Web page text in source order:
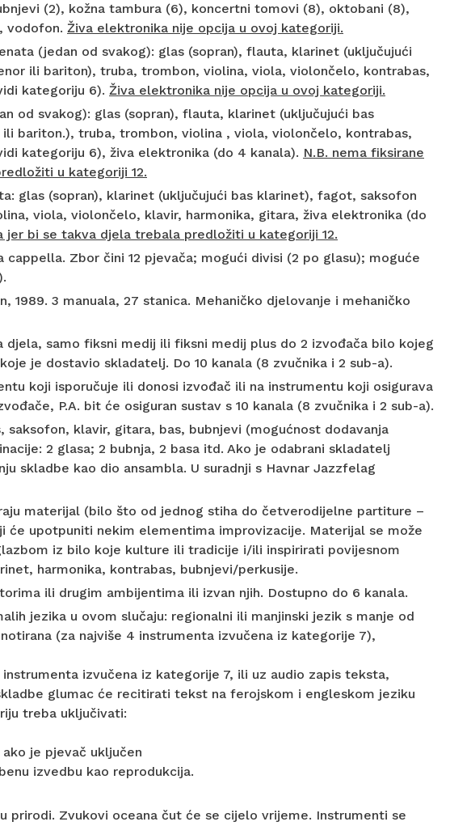
(2), kožna tambura (6), koncertni tomovi (8), oktobani (8),
vodofon. Živa elektronika nije opcija u ovoj kategoriji.
(jedan od svakog): glas (sopran), flauta, klarinet (uključujući
ili bariton), truba, trombon, violina, viola, violončelo, kontrabas,
kategoriju 6). Živa elektronika nije opcija u ovoj kategoriji.
od svakog): glas (sopran), flauta, klarinet (uključujući bas
bariton.), truba, trombon, violina , viola, violončelo, kontrabas,
kategoriju 6), živa elektronika (do 4 kanala). N.B. nema fiksirane
u kategoriji 12.
glas (sopran), klarinet (uključujući bas klarinet), fagot, saksofon
viola, violončelo, klavir, harmonika, gitara, živa elektronika (do
bi se takva djela trebala predložiti u kategoriji 12.
cappella. Zbor čini 12 pjevača; mogući divisi (2 po glasu); moguće
1989. 3 manuala, 27 stanica. Mehaničko djelovanje i mehaničko
samo fiksni medij ili fiksni medij plus do 2 izvođača bilo kojeg
je dostavio skladatelj. Do 10 kanala (8 zvučnika i 2 sub-a).
koji isporučuje ili donosi izvođač ili na instrumentu koji osigurava
P.A. bit će osiguran sustav s 10 kanala (8 zvučnika i 2 sub-a).
klavir, gitara, bas, bubnjevi (mogućnost dodavanja
2 glasa; 2 bubnja, 2 basa itd. Ako je odabrani skladatelj
skladbe kao dio ansambla. U suradnji s Havnar Jazzfelag
materijal (bilo što od jednog stiha do četverodijelne partiture –
će upotpuniti nekim elementima improvizacije. Materijal se može
iz bilo koje kulture ili tradicije i/ili inspirirati povijesnom
harmonika, kontrabas, bubnjevi/perkusije.
ili drugim ambijentima ili izvan njih. Dostupno do 6 kanala.
jezika u ovom slučaju: regionalni ili manjinski jezik s manje od
(za najviše 4 instrumenta izvučena iz kategorije 7),
izvučena iz kategorije 7, ili uz audio zapis teksta,
glumac će recitirati tekst na ferojskom i engleskom jeziku
treba uključivati:
je pjevač uključen
izvedbu kao reprodukcija.
prirodi. Zvukovi oceana čut će se cijelo vrijeme. Instrumenti se